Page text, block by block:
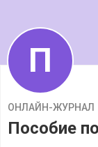
П
ОНЛАЙН-ЖУРНАЛ
Пособие